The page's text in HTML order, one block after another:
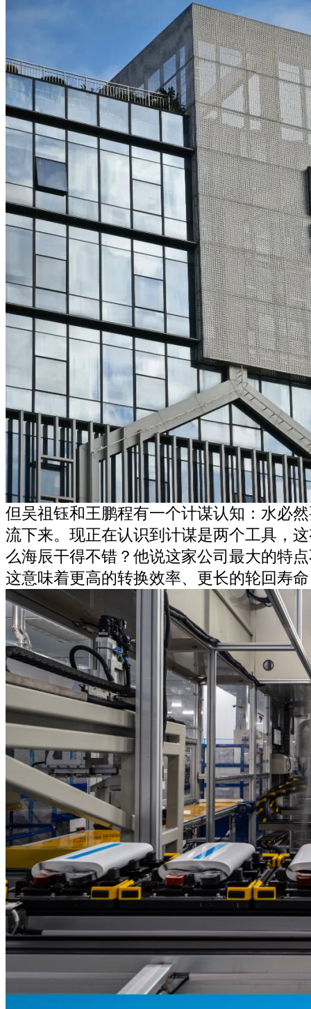
但吴祖钰和王鹏程有一个计谋认知：水必
流下来。现正在认识到计谋是两个工具，
么海辰干得不错？他说这家公司最大的特
这意味着更高的转换效率、更长的轮回寿命